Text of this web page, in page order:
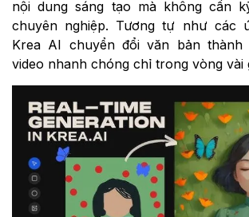
nội dung sáng tạo mà không cần
chuyên nghiệp. Tương tự như các
Krea AI chuyển đổi văn bản thành
video nhanh chóng chỉ trong vòng vài